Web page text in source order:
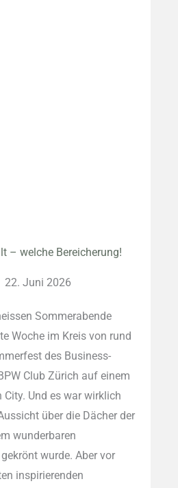
– welche Bereicherung!
22. Juni 2026
Sommerabende
Woche im Kreis von rund
des Business-
Club Zürich auf einem
City. Und es war wirklich
über die Dächer der
wunderbaren
wurde. Aber vor
inspirierenden